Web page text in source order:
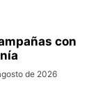
con
de 2026